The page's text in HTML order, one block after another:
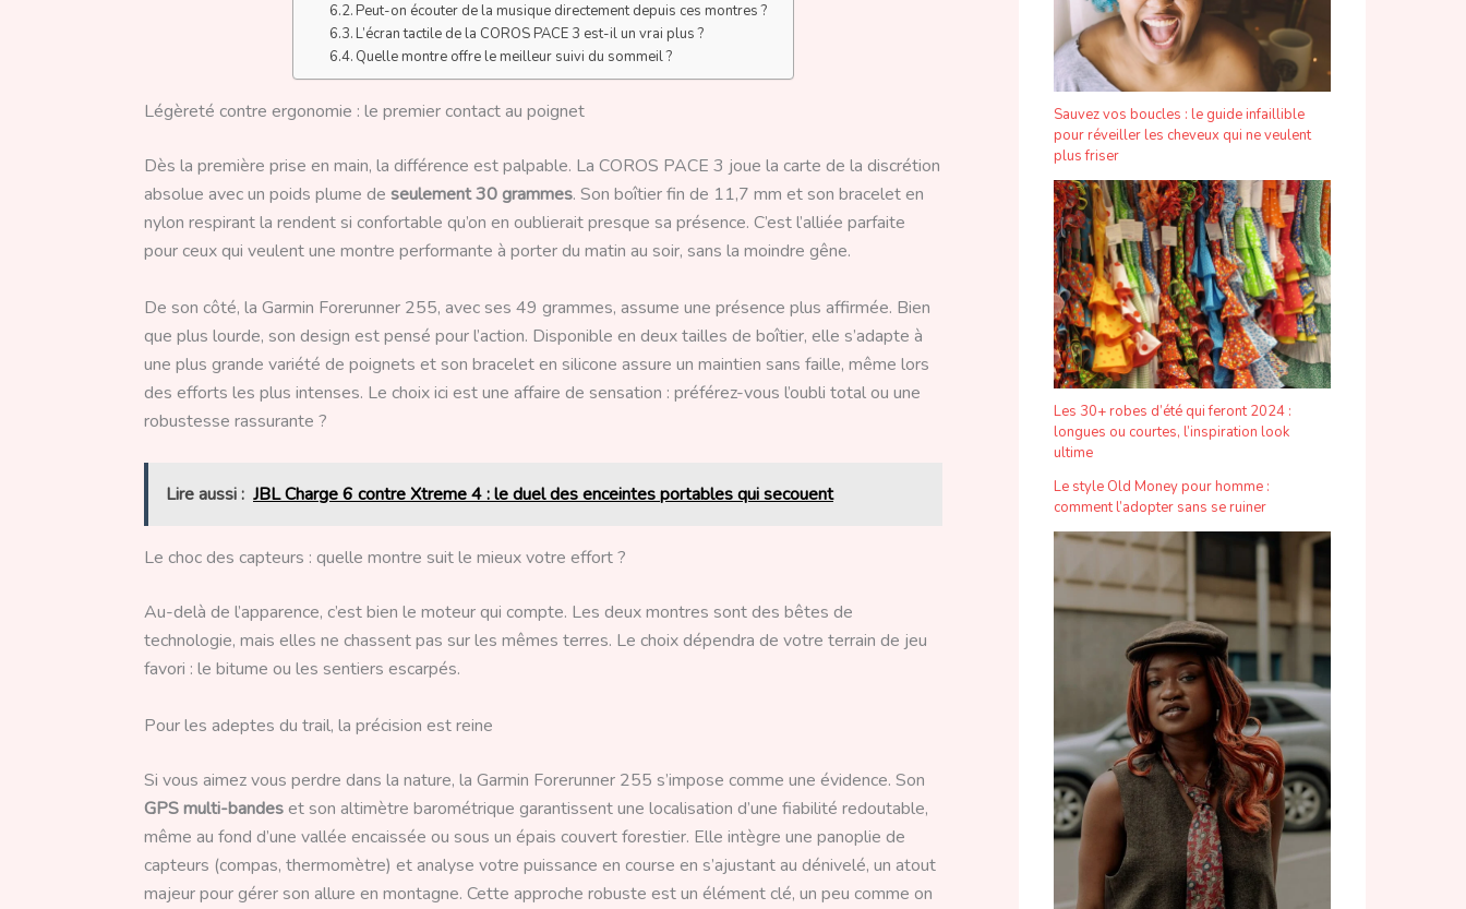
Peut-on écouter de la musique directement depuis ces montres ?
L’écran tactile de la COROS PACE 3 est-il un vrai plus ?
Quelle montre offre le meilleur suivi du sommeil ?
Légèreté contre ergonomie : le premier contact au poignet
Dès la première prise en main, la différence est palpable. La COROS PACE 3 joue la carte de la discrétion
absolue avec un poids plume de seulement 30 grammes. Son boîtier fin de 11,7 mm et son bracelet en
nylon respirant la rendent si confortable qu’on en oublierait presque sa présence. C’est l’alliée parfaite
pour ceux qui veulent une montre performante à porter du matin au soir, sans la moindre gêne.
De son côté, la Garmin Forerunner 255, avec ses 49 grammes, assume une présence plus affirmée. Bien
que plus lourde, son design est pensé pour l’action. Disponible en deux tailles de boîtier, elle s’adapte à
une plus grande variété de poignets et son bracelet en silicone assure un maintien sans faille, même lors
des efforts les plus intenses. Le choix ici est une affaire de sensation : préférez-vous l’oubli total ou une
robustesse rassurante ?
Lire aussi : JBL Charge 6 contre Xtreme 4 : le duel des enceintes portables qui secouent
Le choc des capteurs : quelle montre suit le mieux votre effort ?
Au-delà de l’apparence, c’est bien le moteur qui compte. Les deux montres sont des bêtes de
technologie, mais elles ne chassent pas sur les mêmes terres. Le choix dépendra de votre terrain de jeu
favori : le bitume ou les sentiers escarpés.
Pour les adeptes du trail, la précision est reine
Si vous aimez vous perdre dans la nature, la Garmin Forerunner 255 s’impose comme une évidence. Son
GPS multi-bandeset son altimètre barométrique garantissent une localisation d’une fiabilité redoutable,
même au fond d’une vallée encaissée ou sous un épais couvert forestier. Elle intègre une panoplie de
capteurs (compas, thermomètre) et analyse votre puissance en course en s’ajustant au dénivelé, un atout
majeur pour gérer son allure en montagne. Cette approche robuste est un élément clé, un peu comme on
Sauvez vos boucles : le guide infaillible
pour réveiller les cheveux qui ne veulent
plus friser
Les 30+ robes d’été qui feront 2024 :
longues ou courtes, l’inspiration look
ultime
Le style Old Money pour homme :
comment l’adopter sans se ruiner